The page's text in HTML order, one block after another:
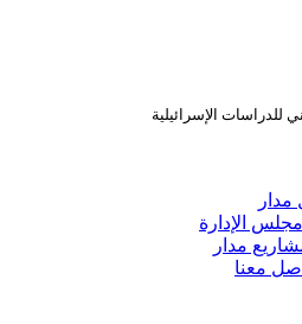
للدراسات الإسرائيلية
مجلس الإدارة
مدار
معنا